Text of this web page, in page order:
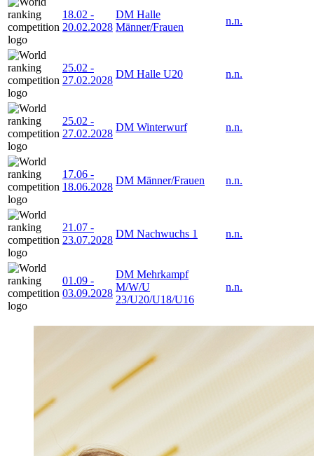
18.02 -
20.02.2028
DM Halle
Männer/Frauen
n.n.
25.02 -
27.02.2028
DM Halle U20 n.n.
25.02 -
27.02.2028
DM Winterwurf n.n.
17.06 -
18.06.2028
DM Männer/Frauen n.n.
21.07 -
23.07.2028
DM Nachwuchs 1 n.n.
01.09 -
03.09.2028
DM Mehrkampf
M/W/U
23/U20/U18/U16
n.n.